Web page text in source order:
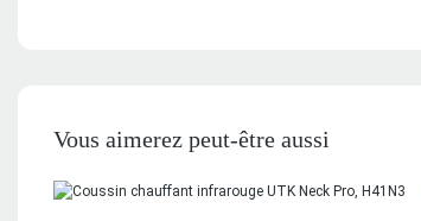
Vous aimerez peut-être aussi